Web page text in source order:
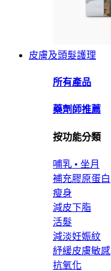
皮膚及頭髮護理
所有產品
藥劑師推薦
按功能分類
哺乳 • 坐月
補充膠原蛋白
瘦身
減皮下脂
活髮
減淡妊娠紋
紓緩皮膚敏感
抗氧化